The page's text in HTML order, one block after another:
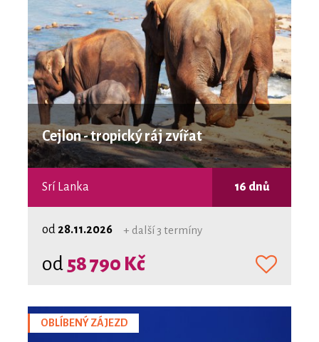
Cejlon - tropický ráj zvířat
Srí Lanka 16 dnů
od 28.11.2026 + další 3 termíny
od 58 790 Kč
OBLÍBENÝ ZÁJEZD